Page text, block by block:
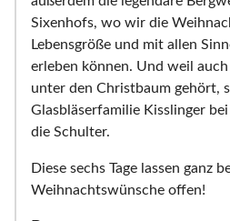
Sixenhofs, wo wir die
Lebensgröße und mit allen
erleben können. Und weil auch
unter den Christbaum gehört,
Glasbläserfamilie Kisslinger
die Schulter.
Diese sechs Tage lassen ganz
Weihnachtswünsche offen!